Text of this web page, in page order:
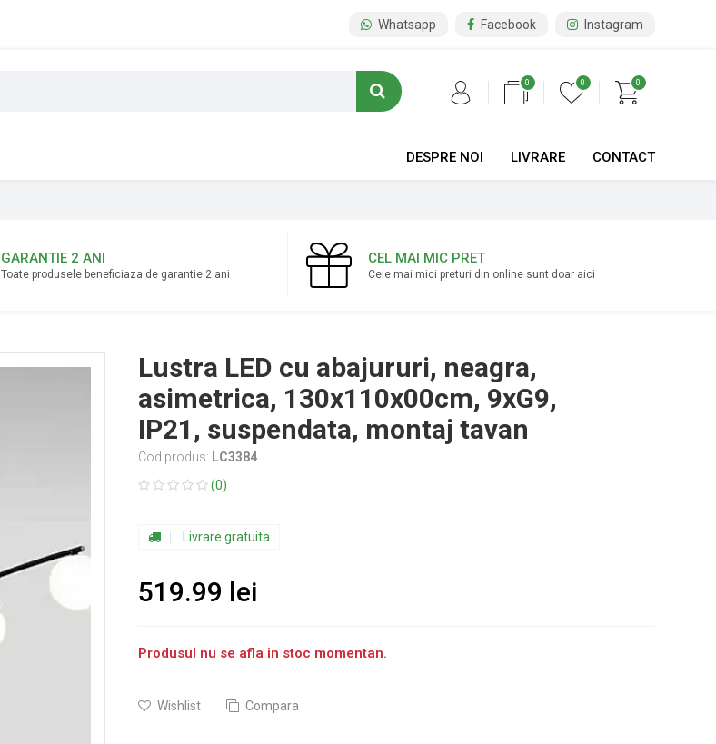
Whatsapp Facebook Instagram
0
0
0
CONTACT
LIVRARE
DESPRE NOI
GARANTIE 2 ANI
Toate produsele beneficiaza de garantie 2 ani
CEL MAI MIC PRET
Cele mai mici preturi din online sunt doar aici
Lustra LED cu abajururi, neagra,
asimetrica, 130x110x00cm, 9xG9,
IP21, suspendata, montaj tavan
Cod produs: LC3384
(0)
Livrare gratuita
519.99 lei
Produsul nu se afla in stoc momentan.
Wishlist Compara